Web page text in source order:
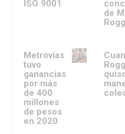
ISO 9001
de
Metrovías
tuvo
ganancias
por más
de 400
millones
de pesos
en 2020